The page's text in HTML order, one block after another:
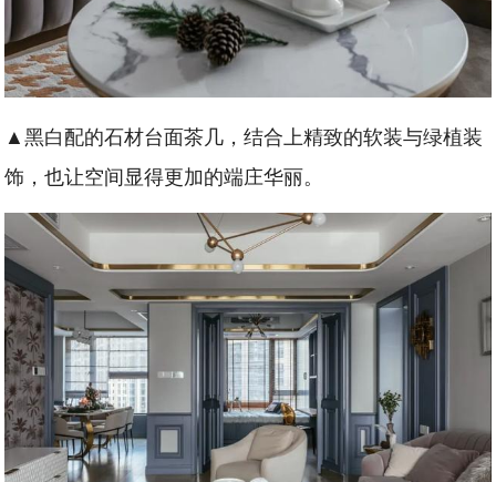
▲黑白配的石材台面茶几，结合上精致的软装与绿植装
饰，也让空间显得更加的端庄华丽。